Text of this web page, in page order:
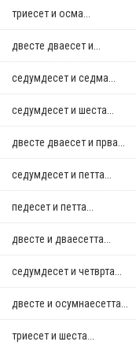
триесет и осма...
двестe дваесет и...
седумдесет и седма...
седумдесет и шеста...
двестe дваесет и прва...
седумдесет и петта...
педесет и петта...
двестe и дваесетта...
седумдесет и четврта...
двестe и осумнaесетта...
триесет и шеста...